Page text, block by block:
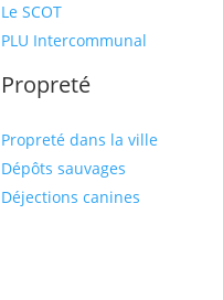
Le SCOT
PLU Intercommunal
Propreté
Propreté dans la ville
Dépôts sauvages
Déjections canines